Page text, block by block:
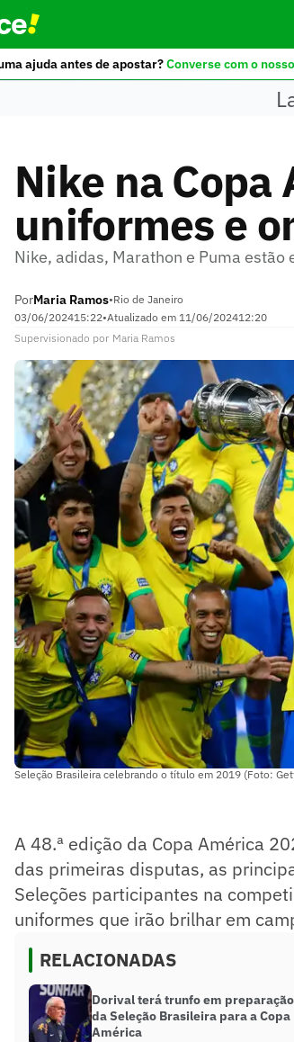
ajuda antes de apostar?Converse com o
Nike na
uniformes e
Nike, adidas, Marathon e Puma
PorMaria Ramos•Rio de Janeiro
03/06/202415:22•Atualizado em 11/06/202412:20
Supervisionado por Maria Ramos
Seleção Brasileira celebrando o título em 2019 (Foto:
A 48.ª edição da Copa América
das primeiras disputas, as
Seleções participantes na
uniformes que irão brilhar em
RELACIONADAS
Dorival terá trunfo em preparação
da Seleção Brasileira para a Copa
América